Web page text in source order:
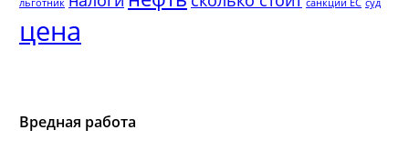
льготник санкции ЕС суд
цена
Вредная работа